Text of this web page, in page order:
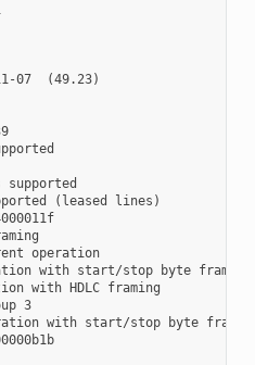
07  (49.23)
supported
(leased lines)
operation
with start/stop byte framing
with HDLC framing
3
with start/stop byte